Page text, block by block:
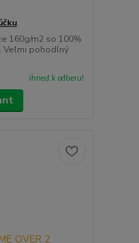
160g/m2 so 100%
Veľmi pohodlný
ihneď k odberu!